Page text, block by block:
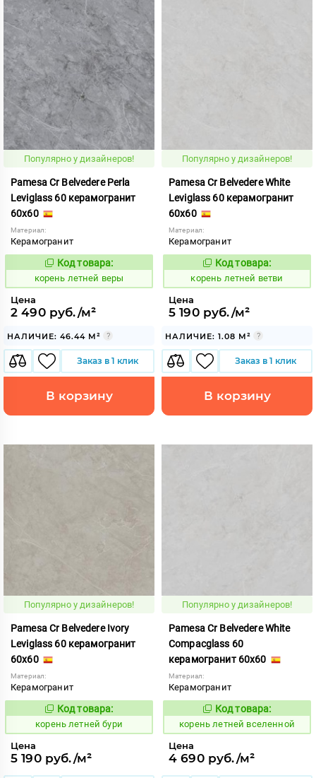
Популярно у дизайнеров!
Pamesa Cr Belvedere Perla
Leviglass 60 керамогранит
60x60
Материал:
Керамогранит
787133
Код товара:
корень летней веры
Цена
2 490 руб./м²
НАЛИЧИЕ: 46.44 М²
Заказ в 1 клик
В корзину
Популярно у дизайнеров!
Pamesa Cr Belvedere White
Leviglass 60 керамогранит
60x60
Материал:
Керамогранит
787134
Код товара:
корень летней ветви
Цена
5 190 руб./м²
НАЛИЧИЕ: 1.08 М²
Заказ в 1 клик
В корзину
Популярно у дизайнеров!
Pamesa Cr Belvedere Ivory
Leviglass 60 керамогранит
60x60
Материал:
Керамогранит
787130
Код товара:
корень летней бури
Цена
5 190 руб./м²
Популярно у дизайнеров!
Pamesa Cr Belvedere White
Compacglass 60
керамогранит 60x60
Материал:
Керамогранит
787138
Код товара:
корень летней вселенной
Цена
4 690 руб./м²